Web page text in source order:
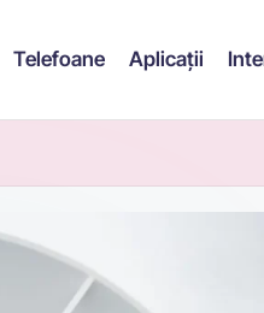
Telefoane Aplicații